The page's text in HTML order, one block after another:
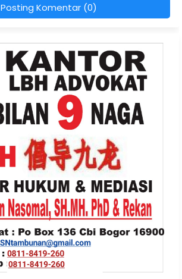
Posting Komentar (0)